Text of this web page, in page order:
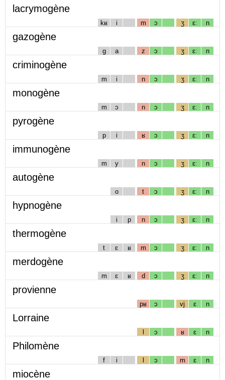
lacrymogène
kʁ i m ɔ ʒ ɛː n
gazogène
g a z ɔ ʒ ɛː n
criminogène
m i n ɔ ʒ ɛː n
monogène
m ɔ n ɔ ʒ ɛː n
pyrogène
p i ʁ ɔ ʒ ɛː n
immunogène
m y n ɔ ʒ ɛː n
autogène
o t ɔ ʒ ɛː n
hypnogène
i p n ɔ ʒ ɛː n
thermogène
t ɛ ʁ m ɔ ʒ ɛː n
merdogène
m ɛ ʁ d ɔ ʒ ɛː n
provienne
pʁ ɔ vj ɛ n
Lorraine
l ɔ ʁ ɛ n
Philomène
f i l ɔ m ɛ n
miocène